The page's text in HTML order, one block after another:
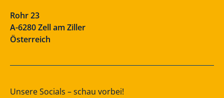
Rohr 23
A-6280 Zell am Ziller
Österreich
Unsere Socials – schau vorbei!